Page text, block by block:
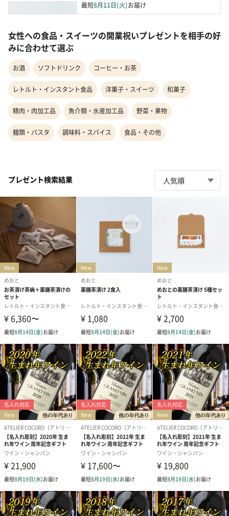
最短8月11日(火)お届け
女性への食品・スイーツの開業祝いプレゼントを相手の好
みに合わせて選ぶ
お酒 ソフトドリンク コーヒー・お茶
レトルト・インスタント食品 洋菓子・スイーツ 和菓子
精肉・肉加工品 魚介類・水産加工品 野菜・果物
麺類・パスタ 調味料・スパイス 食品・その他
プレゼント検索結果